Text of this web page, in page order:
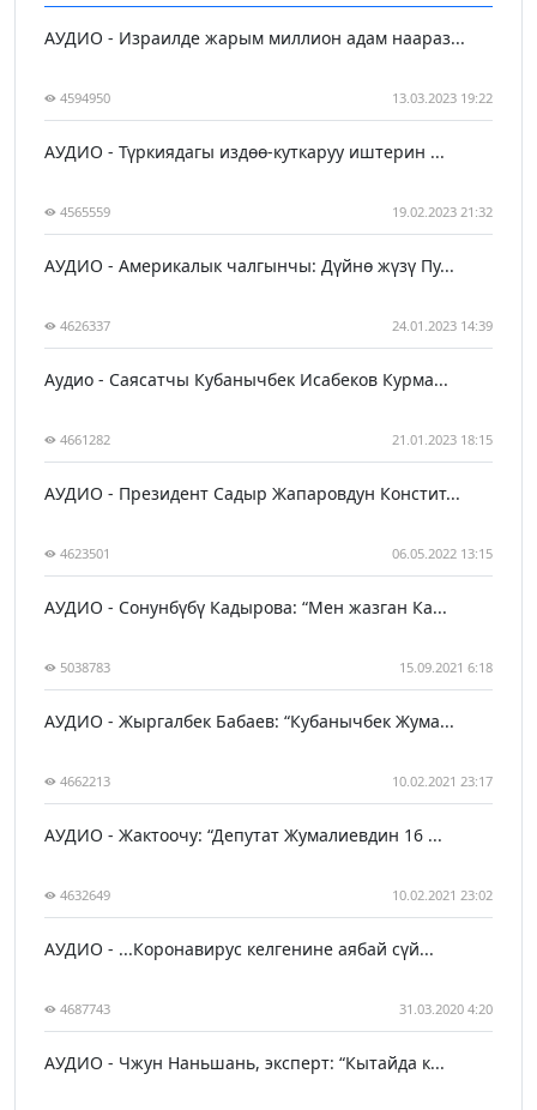
АУДИО - Израилде жарым миллион адам наараз...
4594950 13.03.2023 19:22
АУДИО - Түркиядагы издөө-куткаруу иштерин ...
4565559 19.02.2023 21:32
АУДИО - Америкалык чалгынчы: Дүйнө жүзү Пу...
4626337 24.01.2023 14:39
Аудио - Саясатчы Кубанычбек Исабеков Курма...
4661282 21.01.2023 18:15
АУДИО - Президент Садыр Жапаровдун Констит...
4623501 06.05.2022 13:15
АУДИО - Сонунбүбү Кадырова: “Мен жазган Ка...
5038783 15.09.2021 6:18
АУДИО - Жыргалбек Бабаев: “Кубанычбек Жума...
4662213 10.02.2021 23:17
АУДИО - Жактоочу: “Депутат Жумалиевдин 16 ...
4632649 10.02.2021 23:02
АУДИО - ...Коронавирус келгенине аябай сүй...
4687743 31.03.2020 4:20
АУДИО - Чжун Наньшань, эксперт: “Кытайда к...